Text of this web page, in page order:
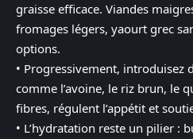
graisse efficace. Viandes
fromages légers, yaourt grec
options.
• Progressivement, introduisez
comme l’avoine, le riz brun, le
fibres, régulent l’appétit et
• L’hydratation reste un pilier :